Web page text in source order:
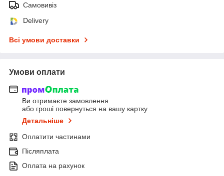
Самовивіз
Delivery
Всі умови доставки
Умови оплати
Ви отримаєте замовлення
або гроші повернуться на вашу картку
Детальніше
Оплатити частинами
Післяплата
Оплата на рахунок